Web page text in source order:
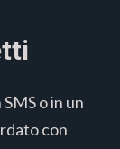
o in un
con